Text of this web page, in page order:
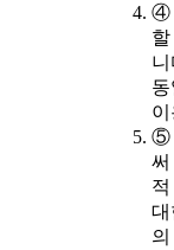
④
⑤
써
대